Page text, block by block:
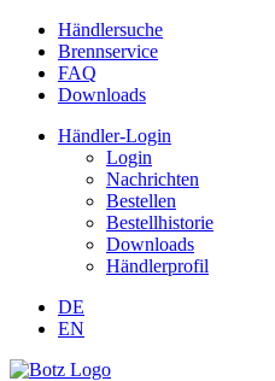
Händlersuche
Brennservice
FAQ
Downloads
Händler-Login
Login
Nachrichten
Bestellen
Bestellhistorie
Downloads
Händlerprofil
DE
EN